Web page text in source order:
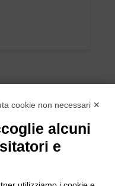
cookie non necessari ✕
alcuni
e